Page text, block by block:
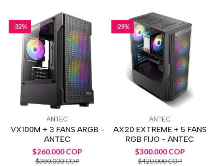
-32%
ANTEC
VX100M + 3 FANS ARGB -
ANTEC
$260.000 COP
$380.000 COP
-29%
ANTEC
AX20 EXTREME + 5 FANS
RGB FIJO - ANTEC
$300.000 COP
$420.000 COP